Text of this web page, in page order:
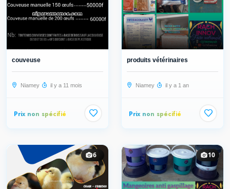
couveuse
Niamey il y a 11 mois
Prix non spécifié
produits vétérinaires
Niamey il y a 1 an
Prix non spécifié
6 10